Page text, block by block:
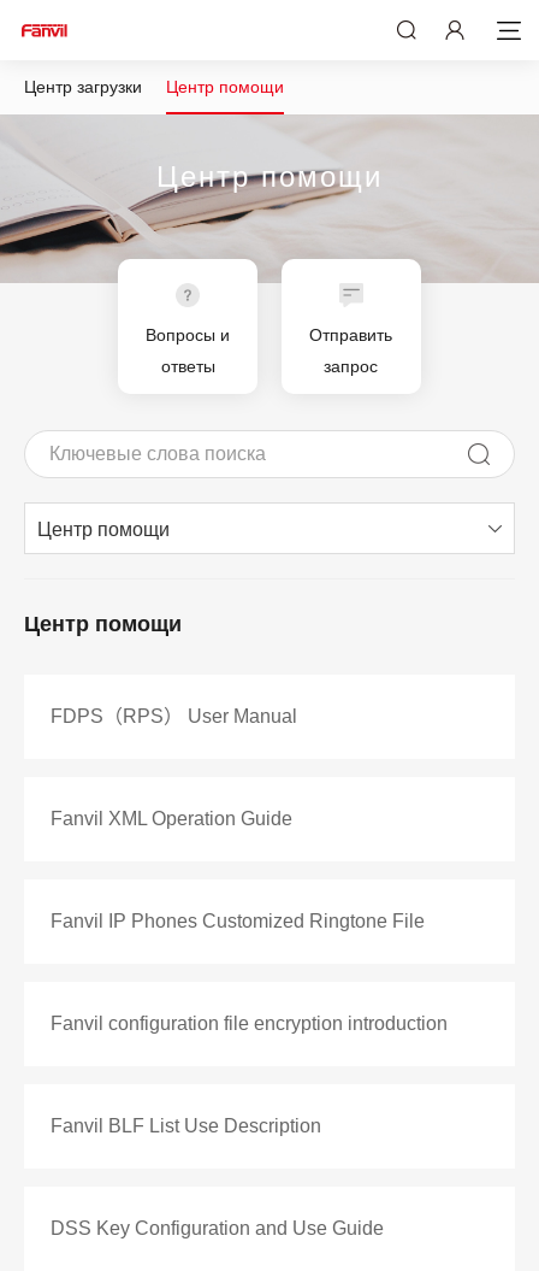
Центр загрузки Центр помощи
Центр помощи
Вопросы и
ответы
Отправить
запрос
Центр помощи
Центр помощи
FDPS（RPS） User Manual
Fanvil XML Operation Guide
Fanvil IP Phones Customized Ringtone File
Fanvil configuration file encryption introduction
Fanvil BLF List Use Description
DSS Key Configuration and Use Guide